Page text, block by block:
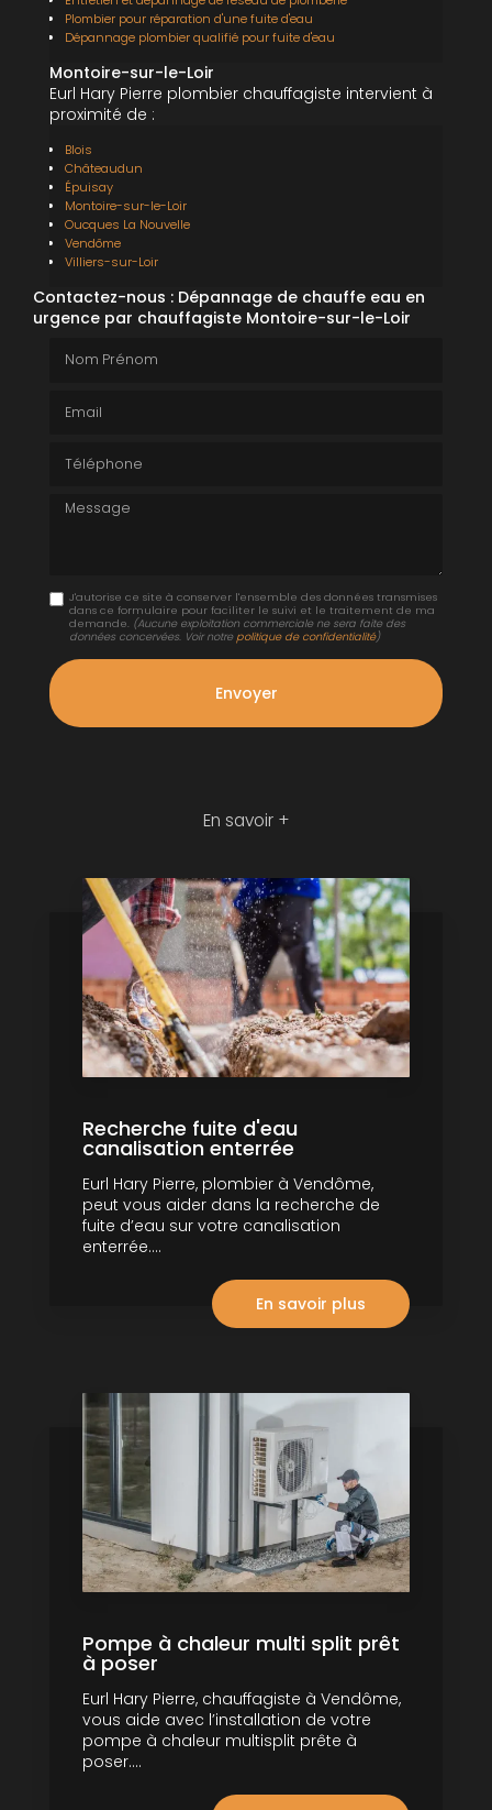
Plombier pour réparation d'une fuite d'eau
Dépannage plombier qualifié pour fuite d'eau
Montoire-sur-le-Loir
Eurl Hary Pierre plombier chauffagiste intervient à
proximité de :
Blois
Châteaudun
Épuisay
Montoire-sur-le-Loir
Oucques La Nouvelle
Vendôme
Villiers-sur-Loir
Contactez-nous : Dépannage de chauffe eau en
urgence par chauffagiste Montoire-sur-le-Loir
Message
J'autorise ce site à conserver l'ensemble des données transmises
dans ce formulaire pour faciliter le suivi et le traitement de ma
demande. (Aucune exploitation commerciale ne sera faite des
données concervées. Voir notre politique de confidentialité)
En savoir +
Recherche fuite d'eau
canalisation enterrée
Eurl Hary Pierre, plombier à Vendôme,
peut vous aider dans la recherche de
fuite d’eau sur votre canalisation
enterrée....
En savoir plus
Pompe à chaleur multi split prêt
à poser
Eurl Hary Pierre, chauffagiste à Vendôme,
vous aide avec l’installation de votre
pompe à chaleur multisplit prête à
poser....